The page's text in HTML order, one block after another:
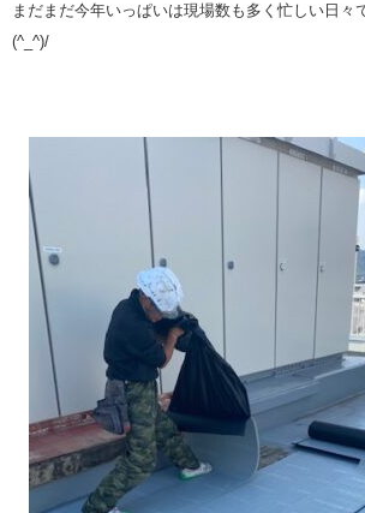
まだまだ今年いっぱいは現場数も多く忙しい日
(^_^)/